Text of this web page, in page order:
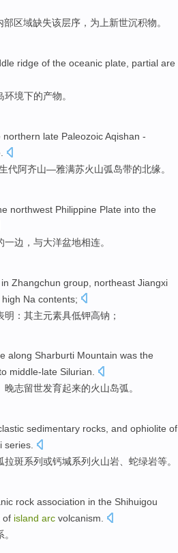
部区域缺失该层序， 为上新世沉积物。
ridge of the oceanic plate partial are
环境下的产物。
northern late PaleozoicAqishan -
代阿齐山—雅满苏火山弧岛带的北缘。
northwest Philippine Plate into the
一边 ， 与大洋盆地相连。
in Zhangchun group northeast Jiangxi
high Na contents;
明：其主元素具低钾高钠；
along Sharburti Mountain was the
middle-late Silurian.
晚志留世发育起来的火山岛弧。
sedimentary rocks , and ophiolite of
series.
拉斑系列或钙堿系列火山岩、 蛇绿岩等。
rock association in the Shihuigou
of island arc volcanism
。